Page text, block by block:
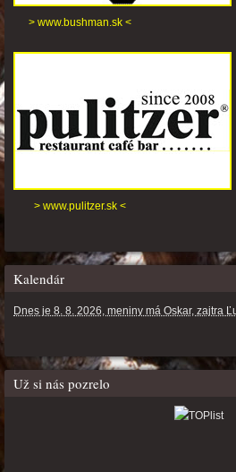
> www.bushman.sk <
> www.pulitzer.sk <
Kalendár
Dnes je 8. 8. 2026, meniny má Oskar, zajtra
Už si nás pozrelo